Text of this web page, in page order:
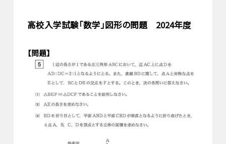
高校入学試験「数学」図形の問題 2024年度
【問題】